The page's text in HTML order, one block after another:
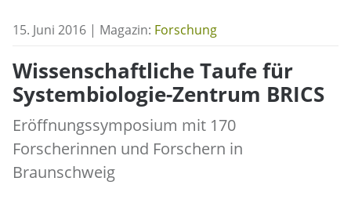
15. Juni 2016 | Magazin: Forschung
Wissenschaftliche Taufe für
Systembiologie-Zentrum BRICS
Eröffnungssymposium mit 170
Forscherinnen und Forschern in
Braunschweig